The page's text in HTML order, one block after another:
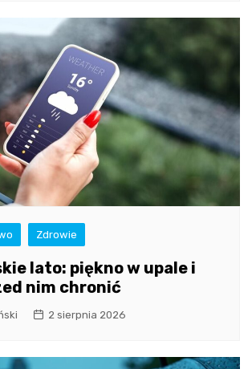
Zdrowie
lato: piękno w upale i
nim chronić
2 sierpnia 2026